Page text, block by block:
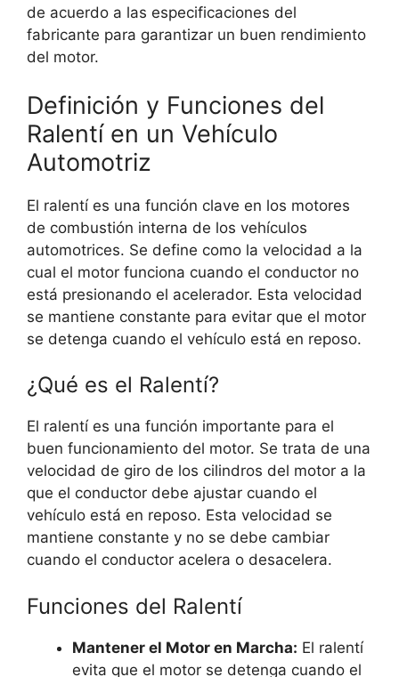
de acuerdo a las especificaciones del
fabricante para garantizar un buen rendimiento
del motor.
Definición y Funciones del
Ralentí en un Vehículo
Automotriz
El ralentí es una función clave en los motores
de combustión interna de los vehículos
automotrices. Se define como la velocidad a la
cual el motor funciona cuando el conductor no
está presionando el acelerador. Esta velocidad
se mantiene constante para evitar que el motor
se detenga cuando el vehículo está en reposo.
¿Qué es el Ralentí?
El ralentí es una función importante para el
buen funcionamiento del motor. Se trata de una
velocidad de giro de los cilindros del motor a la
que el conductor debe ajustar cuando el
vehículo está en reposo. Esta velocidad se
mantiene constante y no se debe cambiar
cuando el conductor acelera o desacelera.
Funciones del Ralentí
Mantener el Motor en Marcha: El ralentí
evita que el motor se detenga cuando el